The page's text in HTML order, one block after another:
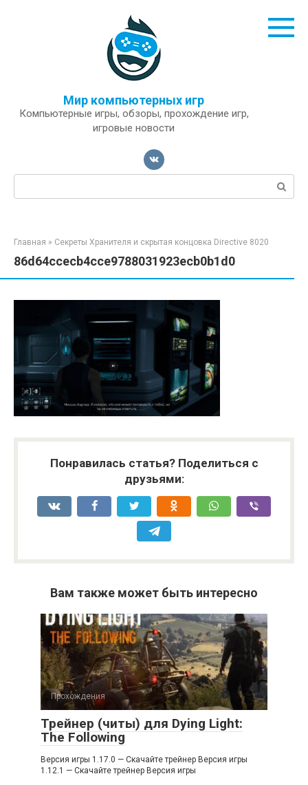
Мир компьютерных игр
Компьютерные игры, обзоры, прохождение игр,
игровые новости
Поиск:
Главная » Секреты Хранителя и скрытая концовка Directive 8020
86d64ccecb4cce9788031923ecb0b1d0
Понравилась статья? Поделиться с
друзьями:
Вам также может быть интересно
Прохождения
Трейнер (читы) для Dying Light:
The Following
Версия игры 1.17.0 — Скачайте трейнер Версия игры
1.12.1 — Скачайте трейнер Версия игры